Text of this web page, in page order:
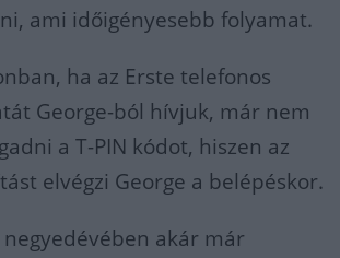
ami időigényesebb folyamat.
ha az Erste telefonos
George-ból hívjuk, már nem
a T-PIN kódot, hiszen az
elvégzi George a belépéskor.
negyedévében akár már